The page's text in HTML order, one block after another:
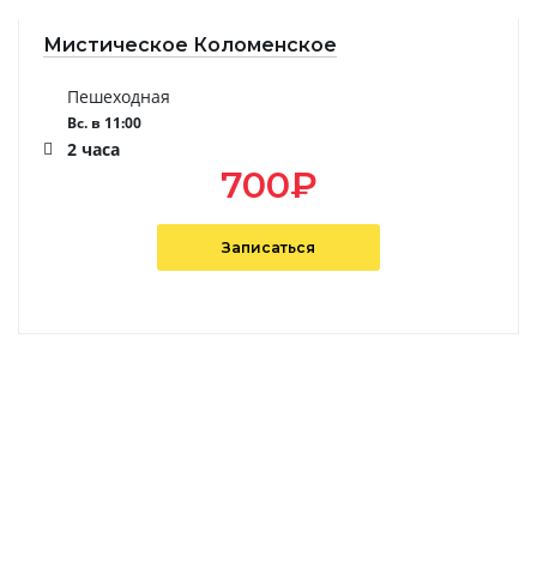
Мистическое Коломенское
700₽
Записаться
Пешеходная
Вс. в 11:00
2 часа